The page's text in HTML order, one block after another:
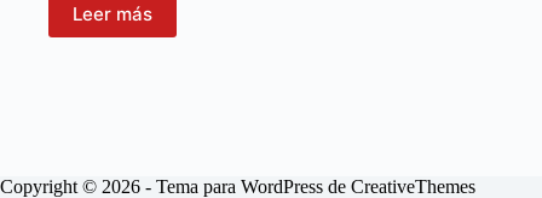
Leer más
Copyright © 2026 - Tema para WordPress de CreativeThemes